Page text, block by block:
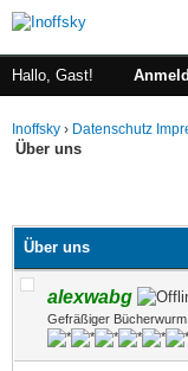
Hallo, Gast!
Inoffsky › Datenschutz
Über uns
Über uns
alexwabg
Gefräßiger Bücherwurm